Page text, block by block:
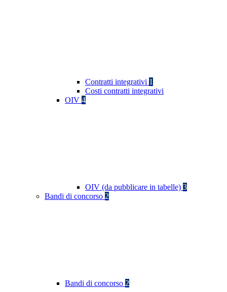
Contratti integrativi 1
Costi contratti integrativi
OIV 4
OIV (da pubblicare in tabelle) 3
Bandi di concorso 2
Bandi di concorso 2